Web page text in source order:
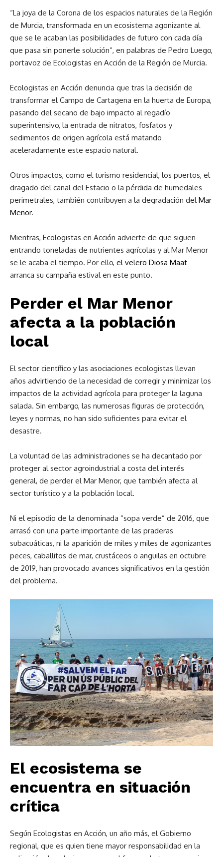
“La joya de la Corona de los espacios naturales de la Región
de Murcia, transformada en un ecosistema agonizante al
que se le acaban las posibilidades de futuro con cada día
que pasa sin ponerle solución”, en palabras de Pedro Luego,
portavoz de Ecologistas en Acción de la Región de Murcia.
Ecologistas en Acción denuncia que tras la decisión de
transformar el Campo de Cartagena en la huerta de Europa,
pasando del secano de bajo impacto al regadío
superintensivo, la entrada de nitratos, fosfatos y
sedimentos de origen agrícola está matando
aceleradamente este espacio natural.
Otros impactos, como el turismo residencial, los puertos, el
dragado del canal del Estacio o la pérdida de humedales
perimetrales, también contribuyen a la degradación delMar
Menor.
Mientras, Ecologistas en Acción advierte de que siguen
entrando toneladas de nutrientes agrícolas y al Mar Menor
se le acaba el tiempo. Por ello, el velero Diosa Maat
arranca su campaña estival en este punto.
Perder el Mar Menor
afecta a la población
local
El sector científico y las asociaciones ecologistas llevan
años advirtiendo de la necesidad de corregir y minimizar los
impactos de la actividad agrícola para proteger la laguna
salada. Sin embargo, las numerosas figuras de protección,
leyes y normas, no han sido suficientes para evitar el
desastre.
La voluntad de las administraciones se ha decantado por
proteger al sector agroindustrial a costa del interés
general, de perder el Mar Menor, que también afecta al
sector turístico y a la población local.
Ni el episodio de la denominada “sopa verde” de 2016, que
arrasó con una parte importante de las praderas
subacuáticas, ni la aparición de miles y miles de agonizantes
peces, caballitos de mar, crustáceos o anguilas en octubre
de 2019, han provocado avances significativos en la gestión
del problema.
El ecosistema se
encuentra en situación
crítica
Según Ecologistas en Acción, un año más, el Gobierno
regional, que es quien tiene mayor responsabilidad en la